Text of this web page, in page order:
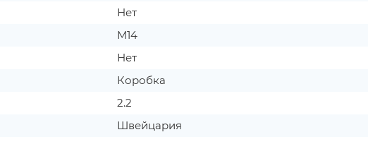
Нет
М14
Нет
Коробка
2.2
Швейцария